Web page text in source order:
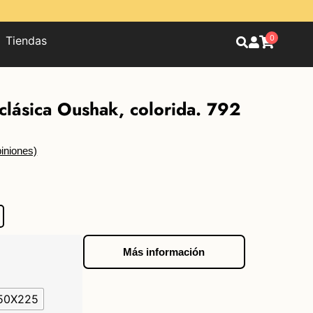
Tiendas 0
Oushak, colorida. 792
Más información